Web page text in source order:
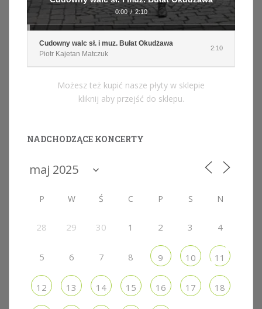
0:00 / 2:10
Cudowny walc sł. i muz. Bułat Okudżawa
Piotr Kajetan Matczuk
2:10
Możesz też kupić nasze płyty w sklepie
kliknij aby przejść do sklepu.
NADCHODZĄCE KONCERTY
P W Ś C P S N
28 29 30 1 2 3 4
5 6 7 8 9 10 11
12 13 14 15 16 17 18